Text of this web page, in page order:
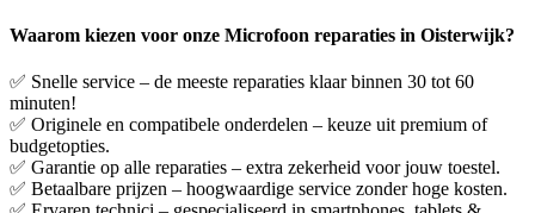
Waarom kiezen voor onze Microfoon reparaties in Oisterwijk?
✅ Snelle service – de meeste reparaties klaar binnen 30 tot 60
minuten!
✅ Originele en compatibele onderdelen – keuze uit premium of
budgetopties.
✅ Garantie op alle reparaties – extra zekerheid voor jouw toestel.
✅ Betaalbare prijzen – hoogwaardige service zonder hoge kosten.